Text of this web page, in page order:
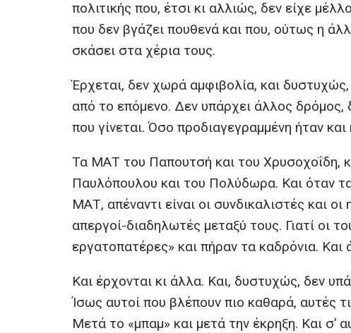
o
o
A
p
g
πολιτικής που, έτσι κι αλλιώς, δεν είχε
που δεν βγάζει πουθενά και που, ούτως η
σκάσει στα χέρια τους.
Έρχεται, δεν χωρά αμφιβολία, και
από το επόμενο. Δεν υπάρχει άλλος
που γίνεται. Όσο προδιαγεγραμμένη ήταν και
Τα ΜΑΤ του Παπουτσή και του Χρυσοχοΐδη,
Παυλόπουλου και του Πολύδωρα. Και όταν
ΜΑΤ, απέναντι είναι οι συνδικαλιστές και
απεργοί-διαδηλωτές μεταξύ τους. Γιατί οι
εργατοπατέρες» και πήραν τα καδρόνια. Και
Και έρχονται κι άλλα. Και, δυστυχώς, δεν
Ίσως αυτοί που βλέπουν πιο καθαρά, αυτές
Μετά το «μπαμ» και μετά την έκρηξη. Και σ’